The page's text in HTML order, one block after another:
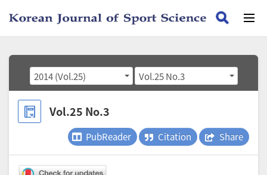
2014 (Vol.25) Vol.25 No.3
Vol.25 No.3
PubReader Citation Share